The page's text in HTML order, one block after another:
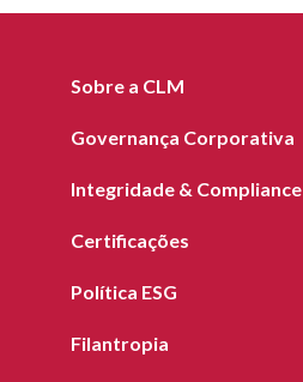
Sobre a CLM
Governança Corporativa
Integridade & Compliance
Certificações
Política ESG
Filantropia